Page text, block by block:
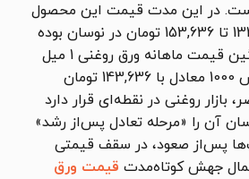
در این مدت قیمت این محصول
در بازه ای بین 133,636 تا 153,636 تومان در نوسان بوده
است. همچنین میانگین قیمت ماهانه ورق روغنی 1 میل
فولاد مبارکه st12 عرض 1000 معادل با 143,636 تومان
بازار روغنی در نقطه‌ای قرار دارد
آن را «مرحله تعادل پس‌از رشد»
پس‌از صعود، در سقف قیمتی
جهش کوتاه‌مدت قیمت ورق